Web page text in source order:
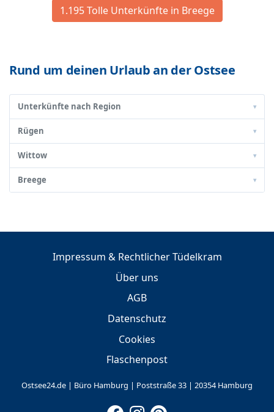
1.195 Tolle Unterkünfte in Breege
Rund um deinen Urlaub an der Ostsee
Unterkünfte nach Region ▾
Rügen ▾
Wittow ▾
Breege ▾
Impressum & Rechtlicher Tüdelkram
Über uns
AGB
Datenschutz
Cookies
Flaschenpost
Ostsee24.de | Büro Hamburg | Poststraße 33 | 20354 Hamburg